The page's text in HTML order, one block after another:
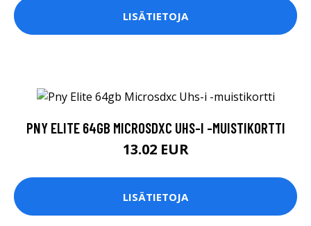
LISÄTIETOJA
PNY ELITE 64GB MICROSDXC UHS-I -MUISTIKORTTI
13.02 EUR
LISÄTIETOJA